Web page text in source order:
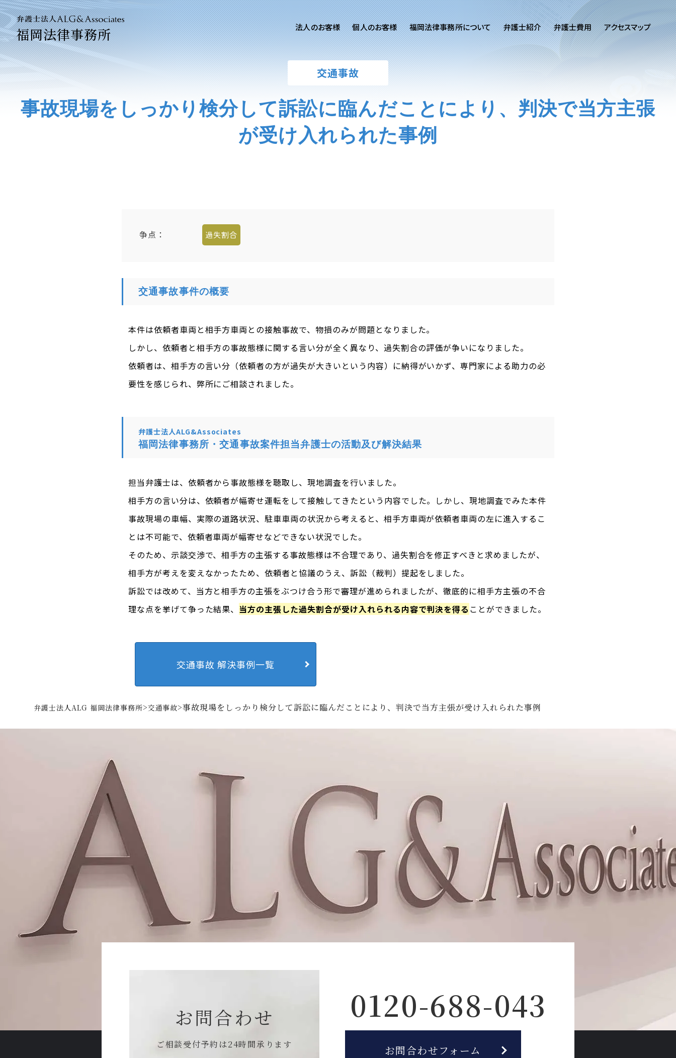
福岡法律事務所 法人のお客様
法人のお客様ご相談
労務専用サイト
個人のお客様
個人のお客様ご相談
離婚問題 刑事事件
相続問題 損害賠償
福岡法律事務所について 弁護士紹介 弁護士費用 アクセスマップ
交通事故
事故現場をしっかり検分して訴訟に臨んだことにより、判決で当方主張
が受け入れられた事例
争点： 過失割合
交通事故事件の概要
本件は依頼者車両と相手方車両との接触事故で、物損のみが問題となりました。
しかし、依頼者と相手方の事故態様に関する言い分が全く異なり、過失割合の評価が争いになりました。
依頼者は、相手方の言い分（依頼者の方が過失が大きいという内容）に納得がいかず、専門家による助力の必
要性を感じられ、弊所にご相談されました。
弁護士法人ALG&Associates
福岡法律事務所・交通事故案件担当弁護士の活動及び解決結果
担当弁護士は、依頼者から事故態様を聴取し、現地調査を行いました。
相手方の言い分は、依頼者が幅寄せ運転をして接触してきたという内容でした。しかし、現地調査でみた本件
事故現場の車幅、実際の道路状況、駐車車両の状況から考えると、相手方車両が依頼者車両の左に進入するこ
とは不可能で、依頼者車両が幅寄せなどできない状況でした。
そのため、示談交渉で、相手方の主張する事故態様は不合理であり、過失割合を修正すべきと求めましたが、
相手方が考えを変えなかったため、依頼者と協議のうえ、訴訟（裁判）提起をしました。
訴訟では改めて、当方と相手方の主張をぶつけ合う形で審理が進められましたが、徹底的に相手方主張の不合
理な点を挙げて争った結果、 当方の主張した過失割合が受け入れられる内容で判決を得る ことができました。
交通事故 解決事例一覧
弁護士法人ALG 福岡法律事務所>交通事故>事故現場をしっかり検分して訴訟に臨んだことにより、判決で当方主張が受け入れられた事例
お問合わせ
ご相談受付予約は24時間承ります
0120-688-043
お問合わせフォーム